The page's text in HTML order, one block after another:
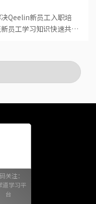
Qeelin新员工入职培
员工学习知识快速共
关注：
道学习平
台